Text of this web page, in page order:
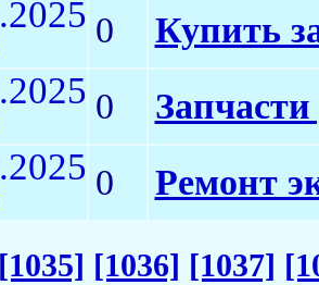
0 Купить
0
0 Ремонт
[1035] [1036] [1037]